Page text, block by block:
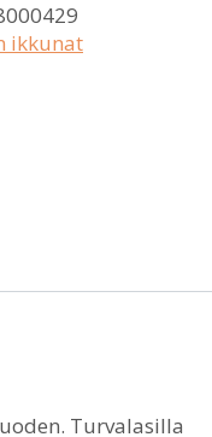
ikkunat
Turvalasilla